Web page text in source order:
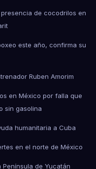
de cocodrilos en
este año, confirma su
Ruben Amorim
en México por falla que
sin gasolina
humanitaria a Cuba
en el norte de México
de Yucatán